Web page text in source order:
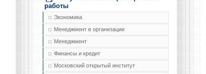
работы
Экономика
Менеджмент в организации
Менеджмент
Финансы и кредит
Московский открытый институт